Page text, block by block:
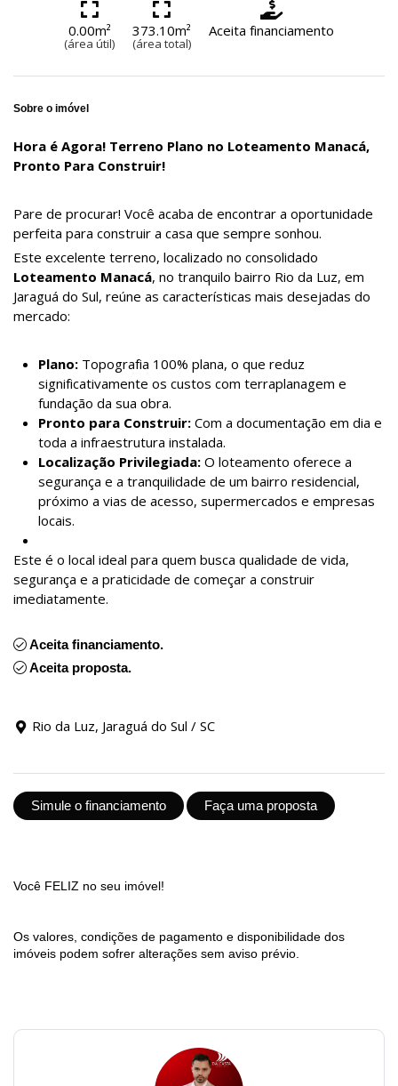
0.00m²
(área útil)
373.10m²
(área total)
Aceita financiamento
Sobre o imóvel
Hora é Agora! Terreno Plano no Loteamento Manacá,
Pronto Para Construir!
Pare de procurar! Você acaba de encontrar a oportunidade
perfeita para construir a casa que sempre sonhou.
Este excelente terreno, localizado no consolidado
Loteamento Manacá, no tranquilo bairro Rio da Luz, em
Jaraguá do Sul, reúne as características mais desejadas do
mercado:
Plano:Topografia 100% plana, o que reduz
significativamente os custos com terraplanagem e
fundação da sua obra.
Pronto para Construir:Com a documentação em dia e
toda a infraestrutura instalada.
Localização Privilegiada:O loteamento oferece a
segurança e a tranquilidade de um bairro residencial,
próximo a vias de acesso, supermercados e empresas
locais.
Este é o local ideal para quem busca qualidade de vida,
segurança e a praticidade de começar a construir
imediatamente.
Aceita financiamento.
Aceita proposta.
Rio da Luz, Jaraguá do Sul / SC
Simule o financiamento Faça uma proposta
Você FELIZ no seu imóvel!
Os valores, condições de pagamento e disponibilidade dos
imóveis podem sofrer alterações sem aviso prévio.